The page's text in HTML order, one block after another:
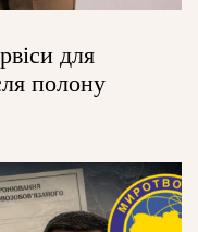
для
полону